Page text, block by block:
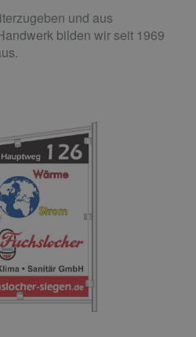
und aus
bilden wir seit 1969